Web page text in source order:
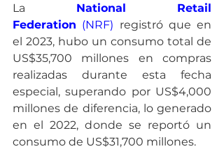
La National Retail
Federation (NRF) registró que en
el 2023, hubo un consumo total de
US$35,700 millones en compras
realizadas durante esta fecha
especial, superando por US$4,000
millones de diferencia, lo generado
en el 2022, donde se reportó un
consumo de US$31,700 millones.